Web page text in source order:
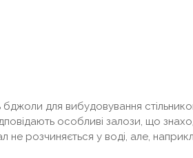
для вибудовування
особливі залози, що
не розчиняється у воді, але,